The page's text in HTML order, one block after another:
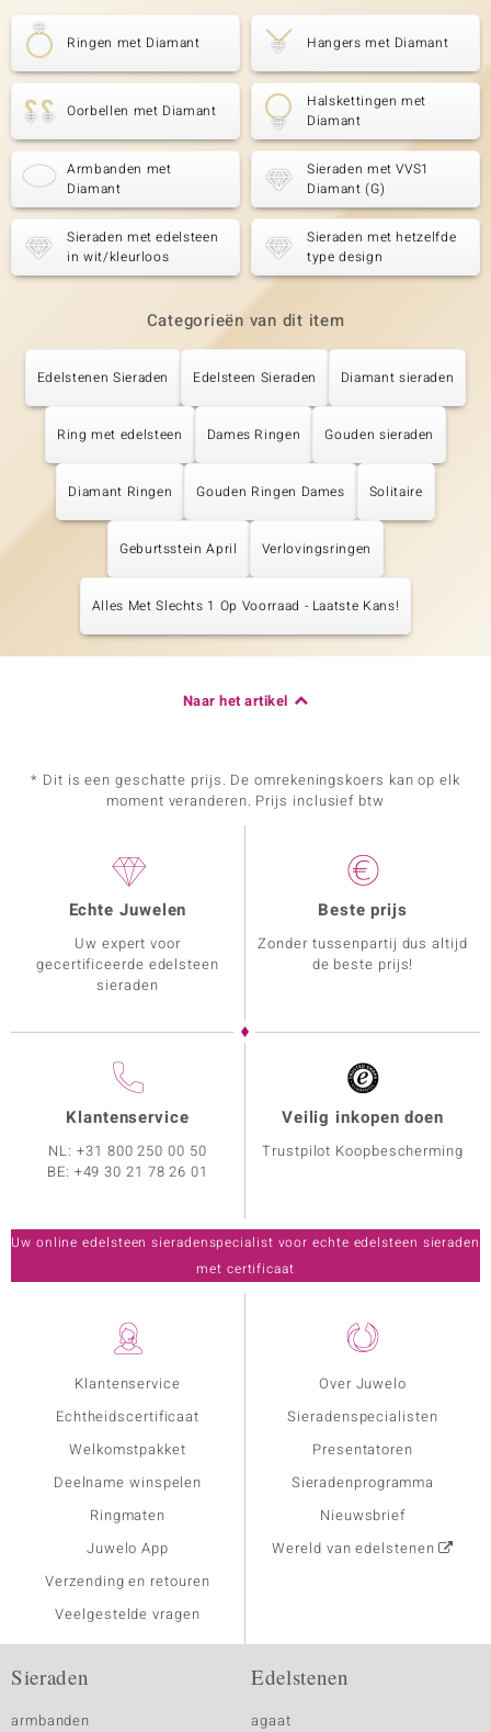
Ringen met Diamant Hangers met Diamant
Oorbellen met Diamant
Halskettingen met
Diamant
Armbanden met
Diamant
Sieraden met VVS1
Diamant (G)
Sieraden met edelsteen
in wit/kleurloos
Sieraden met hetzelfde
type design
Categorieën van dit item
Edelstenen Sieraden Edelsteen Sieraden Diamant sieraden
Ring met edelsteen Dames Ringen Gouden sieraden
Diamant Ringen Gouden Ringen Dames Solitaire
Geburtsstein April Verlovingsringen
Alles Met Slechts 1 Op Voorraad - Laatste Kans!
Naar het artikel
* Dit is een geschatte prijs. De omrekeningskoers kan op elk
moment veranderen. Prijs inclusief btw
Klantenservice
Echtheidscertificaat
Welkomstpakket
Deelname winspelen
Ringmaten
Juwelo App
Verzending en retouren
Veelgestelde vragen
Over Juwelo
Sieradenspecialisten
Presentatoren
Sieradenprogramma
Nieuwsbrief
Wereld van edelstenen
Echte Juwelen
Uw expert voor
gecertificeerde edelsteen
sieraden
Beste prijs
Zonder tussenpartij dus altijd
de beste prijs!
Klantenservice
NL:+31 800 250 00 50
BE: +49 30 21 78 26 01
Veilig inkopen doen
Trustpilot Koopbescherming
Uw online edelsteen sieradenspecialist voor echte edelsteen sieraden
met certificaat
Sieraden
armbanden
Edelstenen
agaat